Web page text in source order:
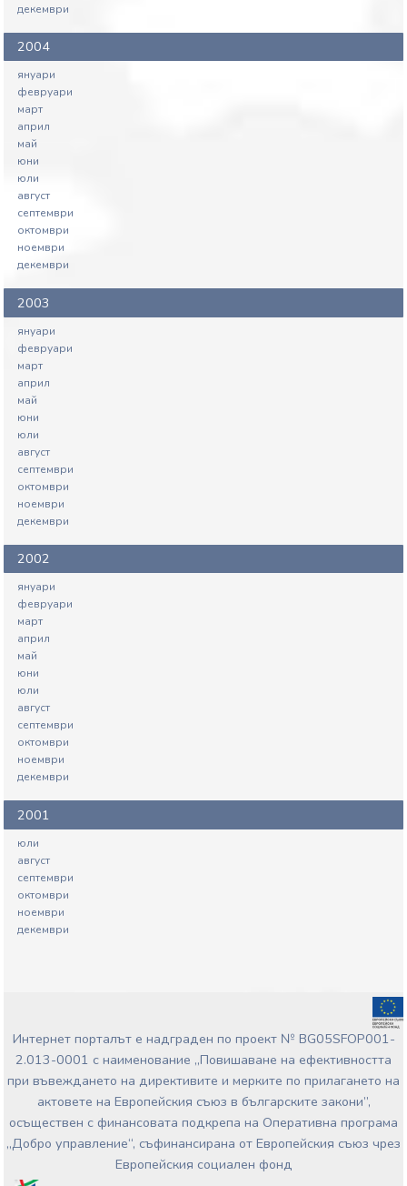
декември
2004
януари
февруари
март
април
май
юни
юли
август
септември
октомври
ноември
декември
2003
януари
февруари
март
април
май
юни
юли
август
септември
октомври
ноември
декември
2002
януари
февруари
март
април
май
юни
юли
август
септември
октомври
ноември
декември
2001
юли
август
септември
октомври
ноември
декември
Интернет порталът е надграден по проект № BG05SFOP001-
2.013-0001 с наименование „Повишаване на ефективността
при въвеждането на директивите и мерките по прилагането на
актовете на Европейския съюз в българските закони”,
осъществен с финансовата подкрепа на Оперативна програма
„Добро управление“, съфинансирана от Европейския съюз чрез
Европейския социален фонд